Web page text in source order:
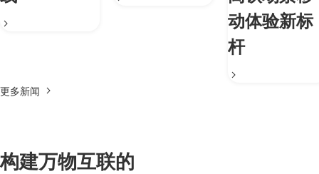
动体验新标
杆
更多新闻
构建万物互联的